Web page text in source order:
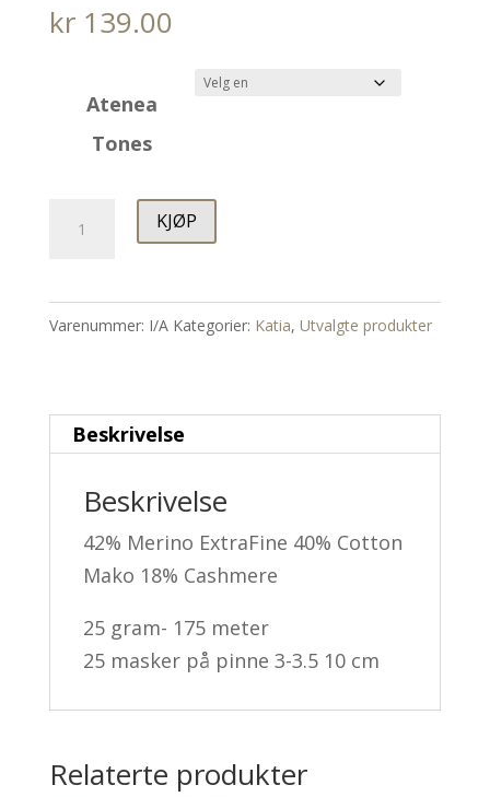
kr139.00
Atenea
Tones
KJØP
Varenummer: I/A Kategorier: Katia, Utvalgte produkter
Beskrivelse
Beskrivelse
42% Merino ExtraFine 40% Cotton
Mako 18% Cashmere
25 gram- 175 meter
25 masker på pinne 3-3.5 10 cm
Relaterte produkter